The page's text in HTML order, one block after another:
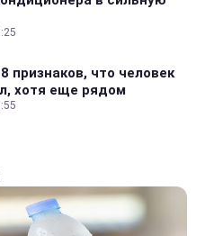
признаков, что человек
хотя еще рядом